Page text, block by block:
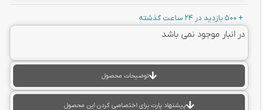
در انبار موجود نمی باشد
توضیحات محصول
پیشنهاد پارت برای اختصاصی کردن این محصول